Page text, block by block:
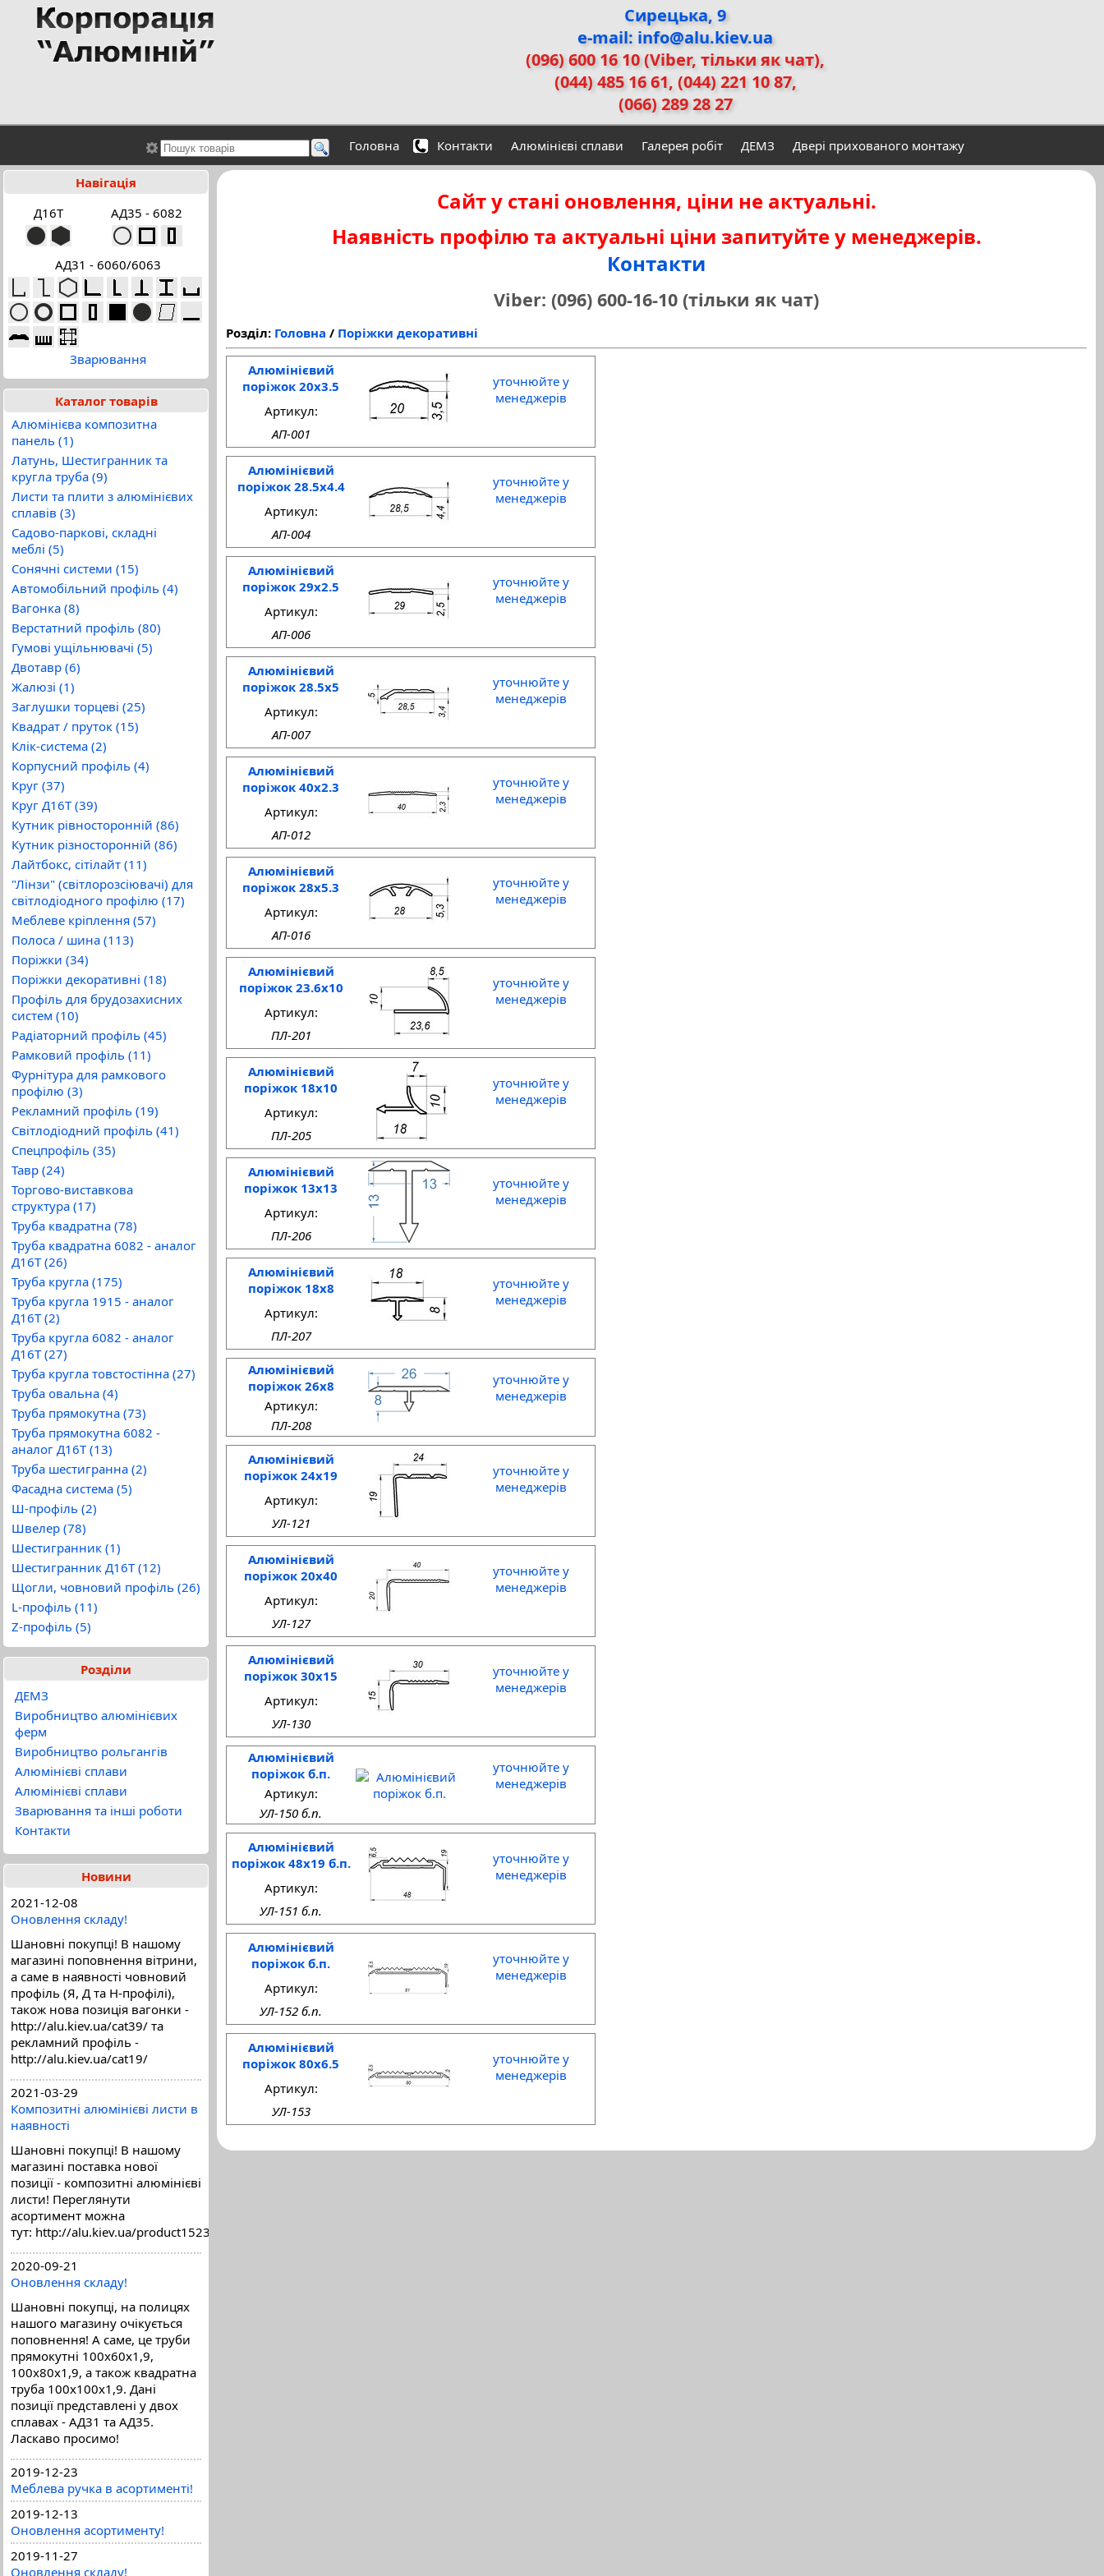
Сирецька, 9
e-mail: info@alu.kiev.ua
(096) 600 16 10 (Viber, тільки як чат),
(044) 485 16 61, (044) 221 10 87,
(066) 289 28 27
Головна Контакти Алюмінієві сплави Галерея робіт ДЕМЗ Двері прихованого монтажу
Навігація
Д16Т
АД35 - 6082
АД31 - 6060/6063
Зварювання
Каталог товарів
Алюмінієва композитна
панель (1)
Латунь, Шестигранник та
кругла труба (9)
Листи та плити з алюмінієвих
сплавів (3)
Садово-паркові, складні
меблі (5)
Сонячні системи (15)
Автомобільний профіль (4)
Вагонка (8)
Верстатний профіль (80)
Гумові ущільнювачі (5)
Двотавр (6)
Жалюзі (1)
Заглушки торцеві (25)
Квадрат / пруток (15)
Клік-система (2)
Корпусний профіль (4)
Круг (37)
Круг Д16Т (39)
Кутник рівносторонній (86)
Кутник різносторонній (86)
Лайтбокс, сітілайт (11)
"Лінзи" (світлорозсіювачі) для
світлодіодного профілю (17)
Меблеве кріплення (57)
Полоса / шина (113)
Поріжки (34)
Поріжки декоративні (18)
Профіль для брудозахисних
систем (10)
Радіаторний профіль (45)
Рамковий профіль (11)
Фурнітура для рамкового
профілю (3)
Рекламний профіль (19)
Світлодіодний профіль (41)
Спецпрофіль (35)
Тавр (24)
Торгово-виставкова
структура (17)
Труба квадратна (78)
Труба квадратна 6082 - аналог
Д16Т (26)
Труба кругла (175)
Труба кругла 1915 - аналог
Д16Т (2)
Труба кругла 6082 - аналог
Д16Т (27)
Труба кругла товстостінна (27)
Труба овальна (4)
Труба прямокутна (73)
Труба прямокутна 6082 -
аналог Д16Т (13)
Труба шестигранна (2)
Фасадна система (5)
Ш-профіль (2)
Швелер (78)
Шестигранник (1)
Шестигранник Д16Т (12)
Щогли, човновий профіль (26)
L-профіль (11)
Z-профіль (5)
Розділи
ДЕМЗ
Виробництво алюмінієвих
ферм
Виробництво рольгангів
Алюмінієві сплави
Алюмінієві сплави
Зварювання та інші роботи
Контакти
Новини
2021-12-08
Оновлення складу!
Шановні покупці! В нашому
магазині поповнення вітрини,
а саме в наявності човновий
профіль (Я, Д та Н-профілі),
також нова позиція вагонки -
http://alu.kiev.ua/cat39/ та
рекламний профіль -
http://alu.kiev.ua/cat19/
2021-03-29
Композитні алюмінієві листи в
наявності
Шановні покупці! В нашому
магазині поставка нової
позиції - композитні алюмінієві
листи! Переглянути
асортимент можна
тут: http://alu.kiev.ua/product1523.html
2020-09-21
Оновлення складу!
Шановні покупці, на полицях
нашого магазину очікується
поповнення! А саме, це труби
прямокутні 100х60х1,9,
100х80х1,9, а також квадратна
труба 100х100х1,9. Дані
позиції представлені у двох
сплавах - АД31 та АД35.
Ласкаво просимо!
2019-12-23
Меблева ручка в асортименті!
2019-12-13
Оновлення асортименту!
2019-11-27
Оновлення складу!
Сайт у стані оновлення, ціни не актуальні.
Наявність профілю та актуальні ціни запитуйте у менеджерів.
Контакти
Viber: (096) 600-16-10 (тільки як чат)
Розділ: Головна / Поріжки декоративні
Алюмінієвий
поріжок 20x3.5
уточнюйте у
менеджерів
Артикул:
АП-001
Алюмінієвий
поріжок 28.5x4.4
уточнюйте у
менеджерів
Артикул:
АП-004
Алюмінієвий
поріжок 29x2.5
уточнюйте у
менеджерів
Артикул:
АП-006
Алюмінієвий
поріжок 28.5x5
уточнюйте у
менеджерів
Артикул:
АП-007
Алюмінієвий
поріжок 40x2.3
уточнюйте у
менеджерів
Артикул:
АП-012
Алюмінієвий
поріжок 28x5.3
уточнюйте у
менеджерів
Артикул:
АП-016
Алюмінієвий
поріжок 23.6x10
уточнюйте у
менеджерів
Артикул:
ПЛ-201
Алюмінієвий
поріжок 18x10
уточнюйте у
менеджерів
Артикул:
ПЛ-205
Алюмінієвий
поріжок 13x13
уточнюйте у
менеджерів
Артикул:
ПЛ-206
Алюмінієвий
поріжок 18x8
уточнюйте у
менеджерів
Артикул:
ПЛ-207
Алюмінієвий
поріжок 26x8
уточнюйте у
менеджерів
Артикул:
ПЛ-208
Алюмінієвий
поріжок 24x19
уточнюйте у
менеджерів
Артикул:
УЛ-121
Алюмінієвий
поріжок 20x40
уточнюйте у
менеджерів
Артикул:
УЛ-127
Алюмінієвий
поріжок 30x15
уточнюйте у
менеджерів
Артикул:
УЛ-130
Алюмінієвий
поріжок б.п.
уточнюйте у
менеджерів
Артикул:
УЛ-150 б.п.
Алюмінієвий
поріжок 48x19 б.п.
уточнюйте у
менеджерів
Артикул:
УЛ-151 б.п.
Алюмінієвий
поріжок б.п.
уточнюйте у
менеджерів
Артикул:
УЛ-152 б.п.
Алюмінієвий
поріжок 80x6.5
уточнюйте у
менеджерів
Артикул:
УЛ-153